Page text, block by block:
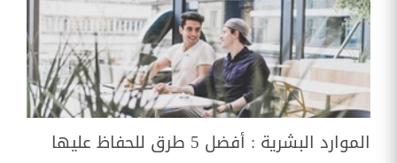
الموارد البشرية : أفضل 5 طرق للحفاظ عليها